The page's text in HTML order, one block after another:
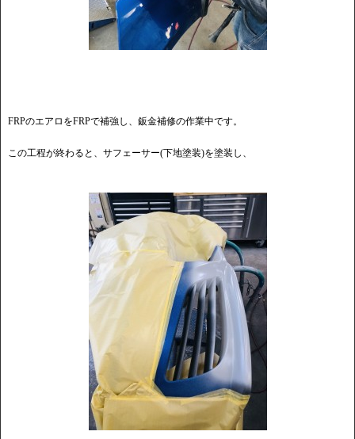
FRPのエアロをFRPで補強し、鈑金補修の作業中です。
この工程が終わると、サフェーサー(下地塗装)を塗装し、